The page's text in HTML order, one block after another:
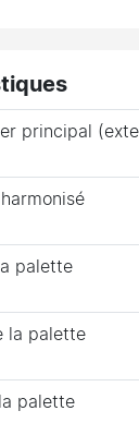
principal
palette
la palette
palette